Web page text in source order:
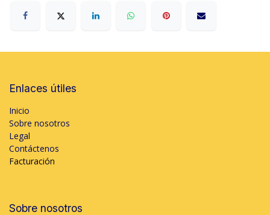
Enlaces útiles
Inicio
Sobre nosotros
Legal
Contáctenos
Facturación
Sobre nosotros